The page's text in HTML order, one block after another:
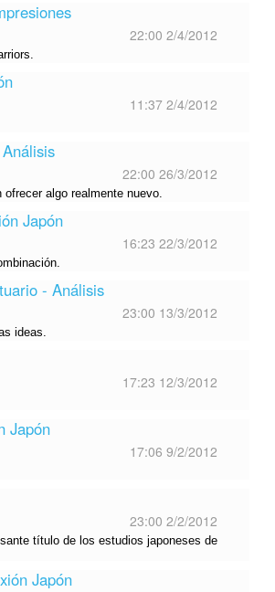
22:00 2/4/2012
11:37 2/4/2012
22:00 26/3/2012
algo realmente nuevo.
Japón
16:23 22/3/2012
- Análisis
23:00 13/3/2012
ideas.
17:23 12/3/2012
Japón
17:06 9/2/2012
23:00 2/2/2012
título de los estudios japoneses de
Japón